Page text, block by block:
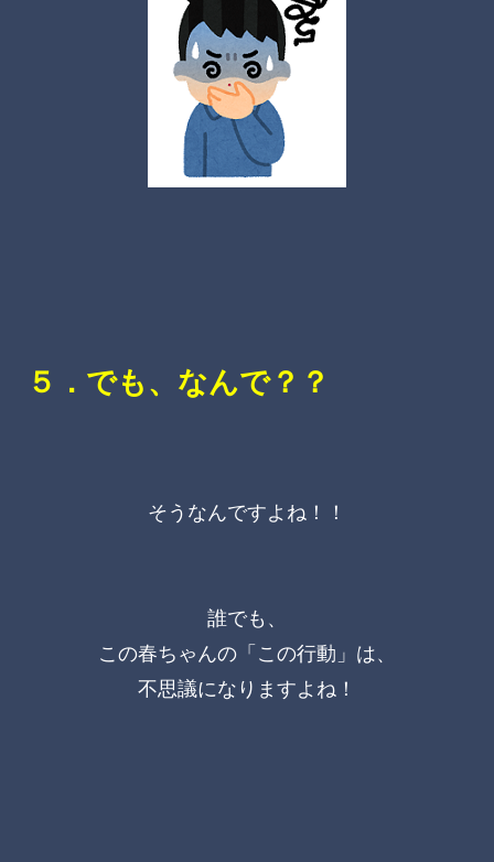
５．でも、なんで？？
そうなんですよね！！
誰でも、
この春ちゃんの「この行動」は、
不思議になりますよね！